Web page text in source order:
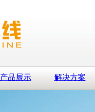
产品展示 解决方案